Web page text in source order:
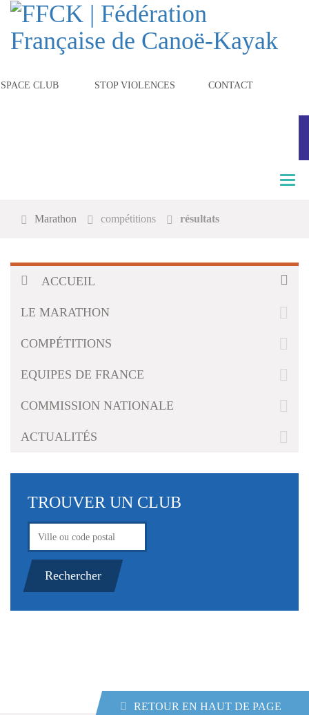
CLUB STOP VIOLENCES CONTACT
T
n
Marathon compétitions résultats
ACCUEIL
LE MARATHON
COMPÉTITIONS
EQUIPES DE FRANCE
COMMISSION NATIONALE
ACTUALITÉS
TROUVER UN CLUB
RETOUR EN HAUT DE PAGE